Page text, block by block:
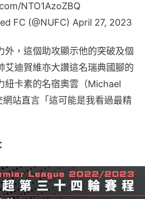
NTO1AzoZBQ
FC (@NUFC) April 27, 2023
外，這個助攻顯示他的突破及個
艾迪賀維亦大讚這名瑞典國腳的
紐卡素的名宿奧雲（Michael
站直言「這可能是我看過最精